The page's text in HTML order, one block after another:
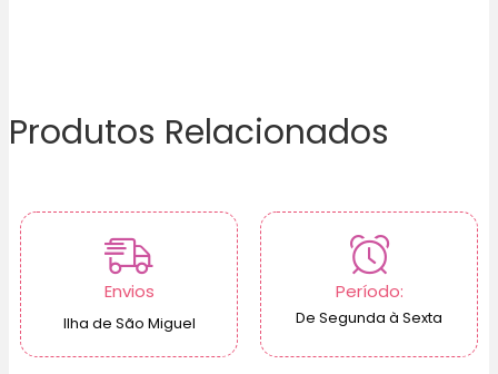
Produtos Relacionados
Envios
Ilha de São Miguel
Período:
De Segunda à Sexta